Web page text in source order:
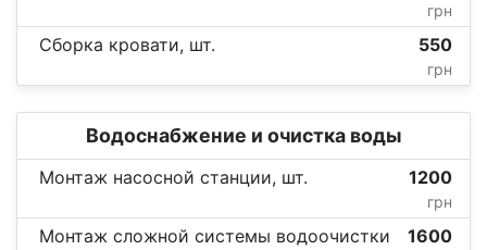
грн
Сборка кровати, шт. 550
грн
Водоснабжение и очистка воды
Монтаж насосной станции, шт. 1200
грн
Монтаж сложной системы водоочистки
1600